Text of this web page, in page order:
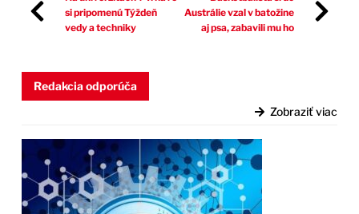
si pripomenú Týždeň
vedy a techniky
Austrálie vzal v batožine
aj psa, zabavili mu ho
Redakcia odporúča
Zobraziť viac